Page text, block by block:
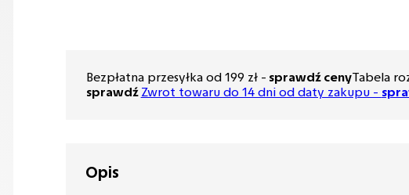
R-
320
Bezpłatna przesyłka od 199 zł - sprawdź cenyTabela
sprawdź Zwrot towaru do 14 dni od daty zakupu -
Opis